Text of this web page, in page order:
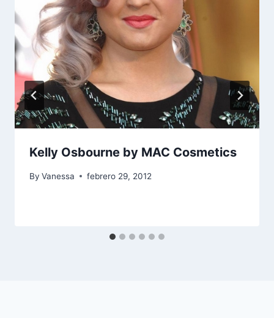
Kelly Osbourne by MAC Cosmetics
By Vanessa febrero 29, 2012